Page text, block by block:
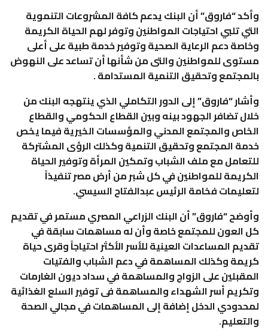
وأكد “فاروق” أن البنك يدعم كافة المشروعات التنموية
التي تلبي احتياجات المواطنين وتوفر لهم الحياة الكريمة
وخاصة دعم الرعاية الصحية وتوفير خدمة طبية على أعلى
مستوى للمواطنين والتى من شأنها أن تساعد على النهوض
بالمجتمع وتحقيق التنمية المستدامة .
وأشار “فاروق” إلى الدور التكاملي الذي ينتهجه البنك من
خلال تضافر الجهود بينه وبين القطاع الحكومي والقطاع
الخاص والمجتمع المدني والمؤسسات الخيرية فيما يخص
خدمة المجتمع وتحقيق التنمية وكذلك الرؤى المشتركة
للتعامل مع ملف الشباب وتمكين المرأة وتوفير الحياة
الكريمة للمواطنين في كل شبر من أرض مصر تنفيذاً
لتعليمات فخامة الرئيس عبدالفتاح السيسي.
وأوضح “فاروق” أن البنك الزراعي المصري مستمر في تقديم
كل العون للمجتمع خاصة وأن له مساهمات سابقة في
تقديم المساعدات العينية للأسر الأكثر احتياجاً وقرى حياة
كريمة وكذلك المساهمة في دعم الشباب والفتيات
المقبلين على الزواج والمساهمة في سداد ديون الغارمات
وتكريم أسر الشهداء والمساهمة فى توفير السلع الغذائية
لمحدودي الدخل إضافة إلى المساهمات في مجالي الصحة
والتعليم.